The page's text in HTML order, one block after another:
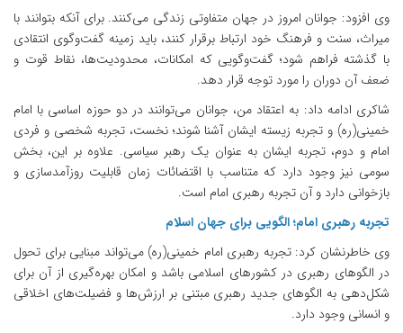
وی افزود: جوانان امروز در جهان متفاوتی زندگی می‌کنند. برای آنکه بتوانند با
میراث، سنت و فرهنگ خود ارتباط برقرار کنند، باید زمینه گفت‌وگوی انتقادی
با گذشته فراهم شود؛ گفت‌وگویی که امکانات، محدودیت‌ها، نقاط قوت و
ضعف آن دوران را مورد توجه قرار دهد.
شاکری ادامه داد: به اعتقاد من، جوانان می‌توانند در دو حوزه اساسی با امام
خمینی(ره) و تجربه زیسته ایشان آشنا شوند؛ نخست، تجربه شخصی و فردی
امام و دوم، تجربه ایشان به عنوان یک رهبر سیاسی. علاوه بر این، بخش
سومی نیز وجود دارد که متناسب با اقتضائات زمان قابلیت روزآمدسازی و
بازخوانی دارد و آن تجربه رهبری امام است.
تجربه رهبری امام؛ الگویی برای جهان اسلام
وی خاطرنشان کرد: تجربه رهبری امام خمینی(ره) می‌تواند مبنایی برای تحول
در الگوهای رهبری در کشورهای اسلامی باشد و امکان بهره‌گیری از آن برای
شکل‌دهی به الگوهای جدید رهبری مبتنی بر ارزش‌ها و فضیلت‌های اخلاقی
و انسانی وجود دارد.